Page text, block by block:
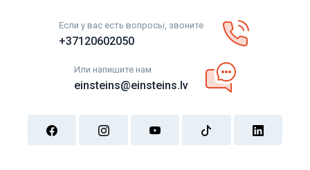
Если у вас есть вопросы, звоните
+37120602050
Или напишите нам
einsteins@einsteins.lv